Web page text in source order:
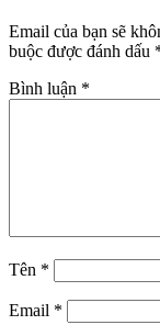
Email của bạn sẽ
buộc được đánh dấu
Bình luận *
Tên *
Email *